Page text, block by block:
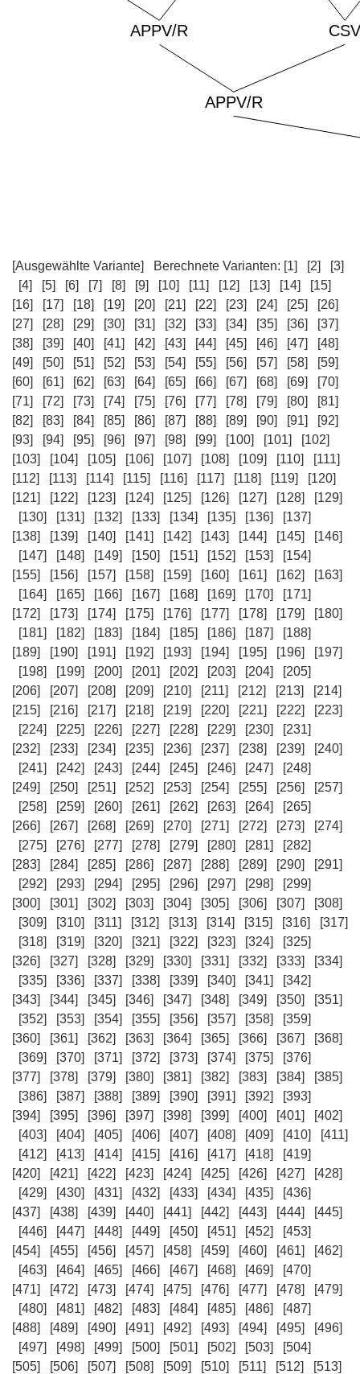
[Ausgewählte Variante] Berechnete Varianten: [1] [2]
[3]
[4]
[5] [6] [7] [8] [9] [10] [11] [12] [13] [14]
[15]
[16]
[17] [18] [19] [20] [21] [22] [23] [24] [25]
[26]
[27]
[28] [29] [30] [31] [32] [33] [34] [35] [36]
[37]
[38]
[39] [40] [41] [42] [43] [44] [45] [46] [47]
[48]
[49]
[50] [51] [52] [53] [54] [55] [56] [57] [58]
[59]
[60]
[61] [62] [63] [64] [65] [66] [67] [68] [69]
[70]
[71]
[72] [73] [74] [75] [76] [77] [78] [79] [80]
[81]
[82]
[83] [84] [85] [86] [87] [88] [89] [90] [91]
[92]
[93]
[94] [95] [96] [97] [98] [99] [100] [101]
[102]
[103]
[104] [105] [106] [107] [108] [109] [110]
[111]
[112]
[113] [114] [115] [116] [117] [118] [119]
[120]
[121]
[122] [123] [124] [125] [126] [127] [128]
[129]
[130]
[131] [132] [133] [134] [135] [136]
[137]
[138]
[139] [140] [141] [142] [143] [144] [145]
[146]
[147]
[148] [149] [150] [151] [152] [153]
[154]
[155]
[156] [157] [158] [159] [160] [161] [162]
[163]
[164]
[165] [166] [167] [168] [169] [170]
[171]
[172]
[173] [174] [175] [176] [177] [178] [179]
[180]
[181]
[182] [183] [184] [185] [186] [187]
[188]
[189]
[190] [191] [192] [193] [194] [195] [196]
[197]
[198]
[199] [200] [201] [202] [203] [204]
[205]
[206]
[207] [208] [209] [210] [211] [212] [213]
[214]
[215]
[216] [217] [218] [219] [220] [221] [222]
[223]
[224]
[225] [226] [227] [228] [229] [230]
[231]
[232]
[233] [234] [235] [236] [237] [238] [239]
[240]
[241]
[242] [243] [244] [245] [246] [247]
[248]
[249]
[250] [251] [252] [253] [254] [255] [256]
[257]
[258]
[259] [260] [261] [262] [263] [264]
[265]
[266]
[267] [268] [269] [270] [271] [272] [273]
[274]
[275]
[276] [277] [278] [279] [280] [281]
[282]
[283]
[284] [285] [286] [287] [288] [289] [290]
[291]
[292]
[293] [294] [295] [296] [297] [298]
[299]
[300]
[301] [302] [303] [304] [305] [306] [307]
[308]
[309]
[310] [311] [312] [313] [314] [315] [316]
[317]
[318]
[319] [320] [321] [322] [323] [324]
[325]
[326]
[327] [328] [329] [330] [331] [332] [333]
[334]
[335]
[336] [337] [338] [339] [340] [341]
[342]
[343]
[344] [345] [346] [347] [348] [349] [350]
[351]
[352]
[353] [354] [355] [356] [357] [358]
[359]
[360]
[361] [362] [363] [364] [365] [366] [367]
[368]
[369]
[370] [371] [372] [373] [374] [375]
[376]
[377]
[378] [379] [380] [381] [382] [383] [384]
[385]
[386]
[387] [388] [389] [390] [391] [392]
[393]
[394]
[395] [396] [397] [398] [399] [400] [401]
[402]
[403]
[404] [405] [406] [407] [408] [409] [410]
[411]
[412]
[413] [414] [415] [416] [417] [418]
[419]
[420]
[421] [422] [423] [424] [425] [426] [427]
[428]
[429]
[430] [431] [432] [433] [434] [435]
[436]
[437]
[438] [439] [440] [441] [442] [443] [444]
[445]
[446]
[447] [448] [449] [450] [451] [452]
[453]
[454]
[455] [456] [457] [458] [459] [460] [461]
[462]
[463]
[464] [465] [466] [467] [468] [469]
[470]
[471]
[472] [473] [474] [475] [476] [477] [478]
[479]
[480]
[481] [482] [483] [484] [485] [486]
[487]
[488]
[489] [490] [491] [492] [493] [494] [495]
[496]
[497]
[498] [499] [500] [501] [502] [503]
[504]
[505]
[506] [507] [508] [509] [510] [511] [512]
[513]